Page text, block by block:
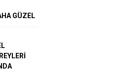
GÜZEL